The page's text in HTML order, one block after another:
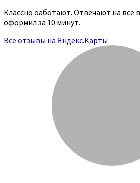
Классно оаботают. Отвечают на все
оформил за 10 минут.
Все отзывы на Яндекс.Карты